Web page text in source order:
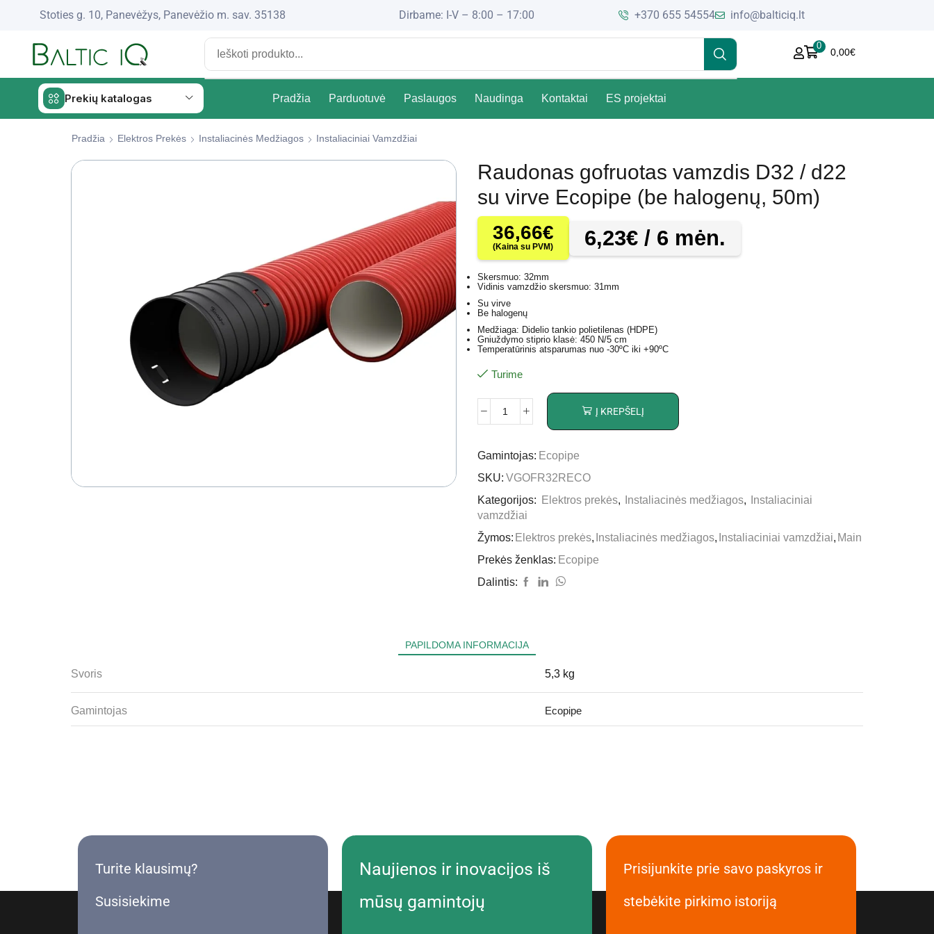
Stoties g. 10, Panevėžys, Panevėžio m. sav. 35138 Dirbame: I-V – 8:00 – 17:00 +370 655 54554 info@balticiq.lt
0
0,00€
Prekių katalogas Pradžia Parduotuvė Paslaugos Naudinga Kontaktai ES projektai
Pradžia Elektros Prekės Instaliacinės Medžiagos Instaliaciniai Vamzdžiai
Raudonas gofruotas vamzdis D32 / d22
su virve Ecopipe (be halogenų, 50m)
36,66€
(Kaina su PVM) 6,23€ / 6 mėn.
Skersmuo: 32mm
Vidinis vamzdžio skersmuo: 31mm
Su virve
Be halogenų
Medžiaga: Didelio tankio polietilenas (HDPE)
Gniuždymo stiprio klasė: 450 N/5 cm
Temperatūrinis atsparumas nuo -30ºC iki +90ºC
Turime
Į KREPŠELĮ
Gamintojas: Ecopipe
SKU: VGOFR32RECO
Kategorijos:
Elektros prekės, Instaliacinės medžiagos,
Instaliaciniai
vamzdžiai
Žymos: Elektros prekės, Instaliacinės medžiagos, Instaliaciniai vamzdžiai, Main
Prekės ženklas: Ecopipe
Dalintis:
PAPILDOMA INFORMACIJA
Svoris 5,3 kg
Gamintojas Ecopipe
Turite klausimų?
Susisiekime
Naujienos ir inovacijos iš
mūsų gamintojų
Prisijunkite prie savo paskyros ir
stebėkite pirkimo istoriją